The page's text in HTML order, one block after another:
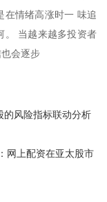
在情绪高涨时一 味追
。 当越来越多投资者
会逐步
的风险指标联动分析
网上配资在亚太股市